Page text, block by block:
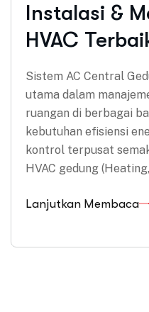
Instalasi &
HVAC
Sistem AC Central
utama dalam
ruangan di berbagai
kebutuhan efisiensi
kontrol terpusat
HVAC gedung
Lanjutkan Membaca